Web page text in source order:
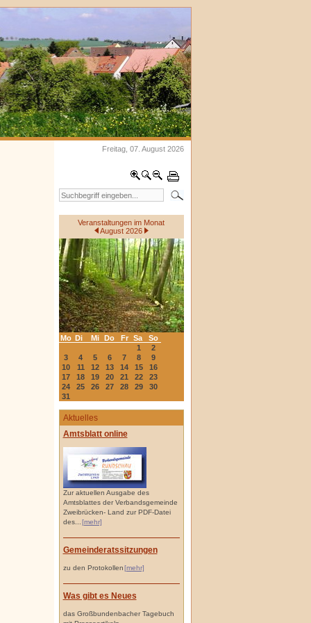
Freitag, 07. August 2026
Veranstaltungen im Monat
August 2026
Mo Di Mi Do Fr Sa
So
1
2
3
4 5 6 7 8
9
10
11 12 13 14 15
16
17
18 19 20 21 22
23
24
25 26 27 28 29
30
31
Aktuelles
Amtsblatt online
Zur aktuellen Ausgabe des
Amtsblattes der Verbandsgemeinde
Zweibrücken- Land zur PDF-Datei
des...
[mehr]
Gemeinderatssitzungen
zu den Protokollen[mehr]
Was gibt es Neues
das Großbundenbacher Tagebuch